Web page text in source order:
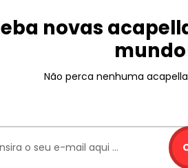
novas
Não perca nenhuma